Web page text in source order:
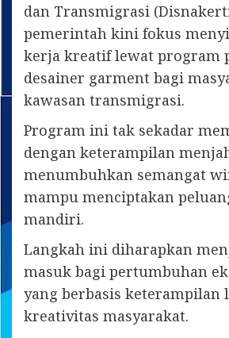
dan Transmigrasi
pemerintah kini fokus
kerja kreatif lewat program
desainer garment bagi
kawasan transmigrasi.
Program ini tak sekadar
dengan keterampilan
menumbuhkan semangat
mampu menciptakan
mandiri.
Langkah ini diharapkan
masuk bagi pertumbuhan
yang berbasis keterampilan
kreativitas masyarakat.